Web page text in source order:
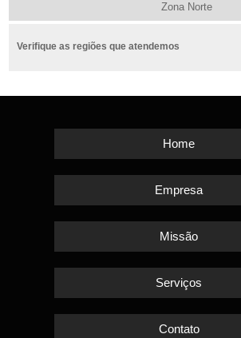
Zona Norte
Verifique as regiões que atendemos
Home
Empresa
Missão
Serviços
Contato